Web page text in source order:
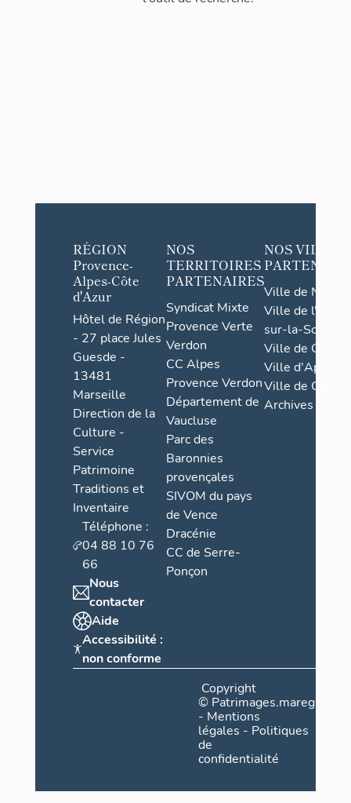
RÉGION
Provence-
Alpes-Côte
d'Azur
Hôtel de Région
- 27 place Jules
Guesde -
13481
Marseille
Direction de la
Culture -
Service
Patrimoine
Traditions et
Inventaire
Téléphone :
04 88 10 76
66
Nous
contacter
Aide
Accessibilité :
non conforme
NOS
TERRITOIRES
PARTENAIRES
Syndicat Mixte
Provence Verte
Verdon
CC Alpes
Provence Verdon
Département de
Vaucluse
Parc des
Baronnies
provençales
SIVOM du pays
de Vence
Dracénie
CC de Serre-
Ponçon
NOS VILLES
Ville de Nice
Ville de l'Isle-
sur-la-Sorgue
Ville de Grasse
Ville d'Apt
Ville de
Archives
Copyright
©
- Mentions
légales - Politiques
de
confidentialité